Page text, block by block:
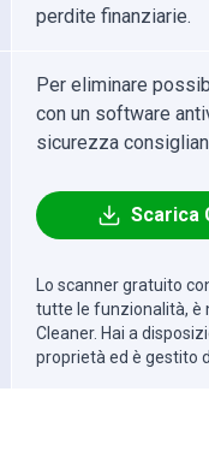
perdite finanziarie.
Per eliminare
con un software
sicurezza
Scarica
Lo scanner gratuito
tutte le funzionalità, è
Cleaner. Hai a
proprietà ed è gestito